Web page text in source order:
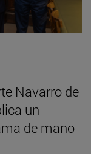
Navarro de
un
de mano